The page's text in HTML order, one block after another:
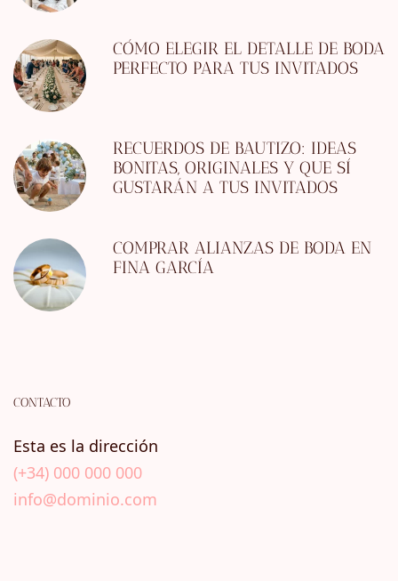
CÓMO ELEGIR EL DETALLE DE BODA
PERFECTO PARA TUS INVITADOS
RECUERDOS DE BAUTIZO: IDEAS
BONITAS, ORIGINALES Y QUE SÍ
GUSTARÁN A TUS INVITADOS
COMPRAR ALIANZAS DE BODA EN
FINA GARCÍA
CONTACTO
Esta es la dirección
(+34) 000 000 000
info@dominio.com